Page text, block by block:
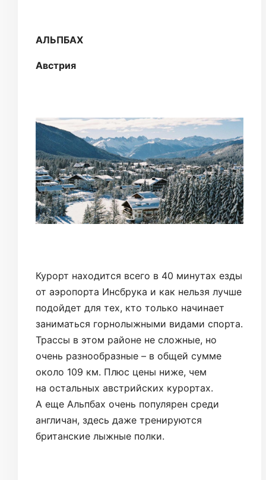
АЛЬПБАХ
Австрия
Курорт находится всего в 40 минутах езды
от аэропорта Инсбрука и как нельзя лучше
подойдет для тех, кто только начинает
заниматься горнолыжными видами спорта.
Трассы в этом районе не сложные, но
очень разнообразные – в общей сумме
около 109 км. Плюс цены ниже, чем
на остальных австрийских курортах.
А еще Альпбах очень популярен среди
англичан, здесь даже тренируются
британские лыжные полки.